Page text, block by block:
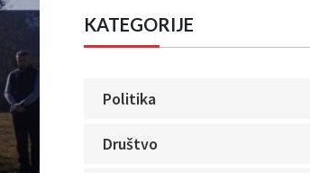
KATEGORIJE
Politika
Društvo